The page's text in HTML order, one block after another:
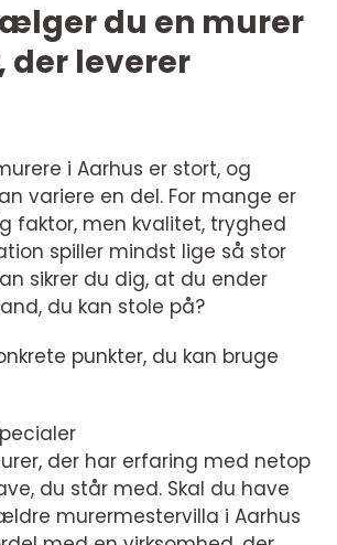
du en murer
der leverer
i Aarhus er stort, og
variere en del. For mange er
faktor, men kvalitet, tryghed
spiller mindst lige så stor
sikrer du dig, at du ender
du kan stole på?
punkter, du kan bruge
der har erfaring med netop
du står med. Skal du have
murermestervilla i Aarhus